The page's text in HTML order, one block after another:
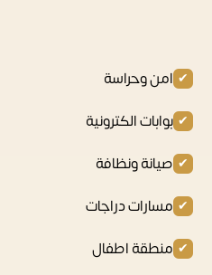
امن وحراسة
بوابات الكترونية
صيانة ونظافة
مسارات دراجات
منطقة اطفال